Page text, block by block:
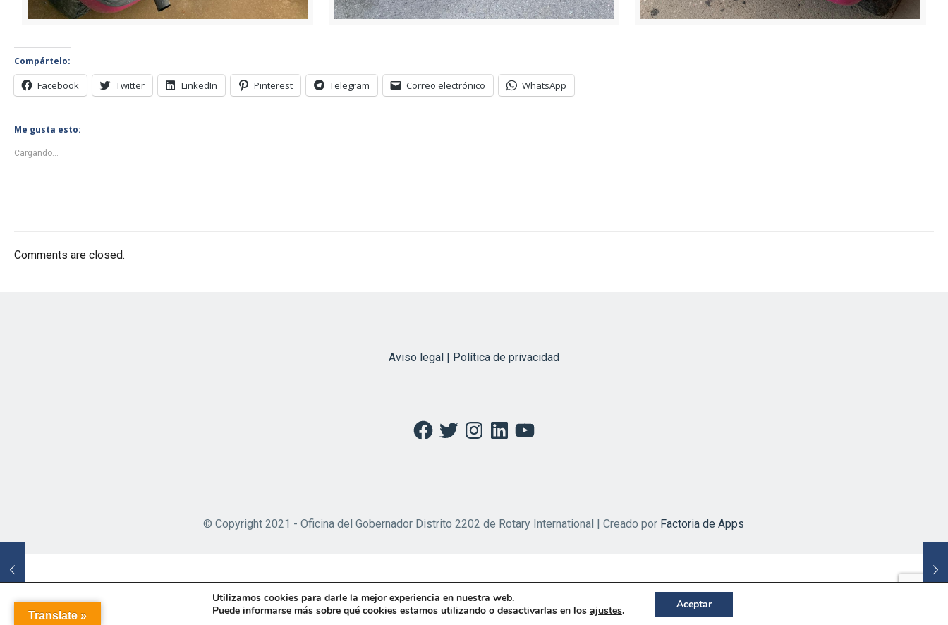
Compártelo:
Facebook Twitter LinkedIn Pinterest Telegram Correo electrónico WhatsApp
Me gusta esto:
Cargando...
Comments are closed.
Aviso legal | Política de privacidad
Facebook
TwitterInstagramLinkedInYouTube
© Copyright 2021 - Oficina del Gobernador Distrito 2202 de Rotary International | Creado por Factoria de Apps
Translate »
Utilizamos cookies para darle la mejor experiencia en nuestra web.
Puede informarse más sobre qué cookies estamos utilizando o desactivarlas en los ajustes. Aceptar